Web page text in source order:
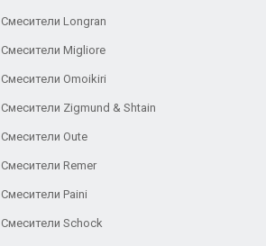
Смесители Longran
Смесители Migliore
Смесители Omoikiri
Смесители Zigmund & Shtain
Смесители Oute
Смесители Remer
Смесители Paini
Смесители Schock